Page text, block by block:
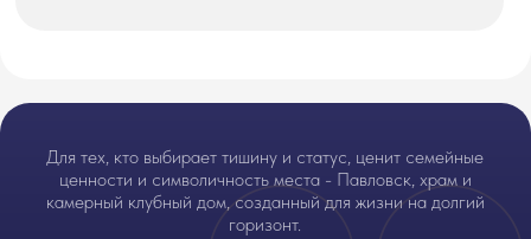
Для тех, кто выбирает тишину и статус, ценит семейные
ценности и символичность места - Павловск, храм и
камерный клубный дом, созданный для жизни на долгий
горизонт.